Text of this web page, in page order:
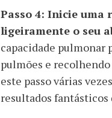
Passo 4: Inicie uma
ligeiramente o seu
capacidade pulmonar
pulmões e
este passo várias
resultados